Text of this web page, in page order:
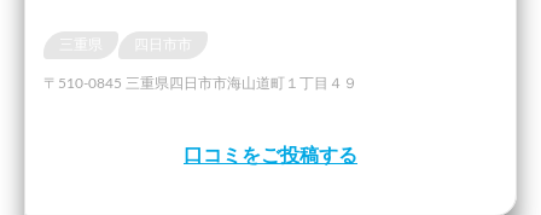
〒510-0845 三重県四日市市海山道町１丁目４９
口コミをご投稿する